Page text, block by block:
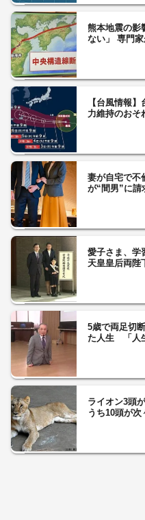
熊本地震の影
ない」 専門
【台風情報
力維持のお
妻が自宅で不
が“間男”に請
愛子さま、
天皇皇后両
5歳で両足切
た人生 「人
ライオン3頭
うち10頭が